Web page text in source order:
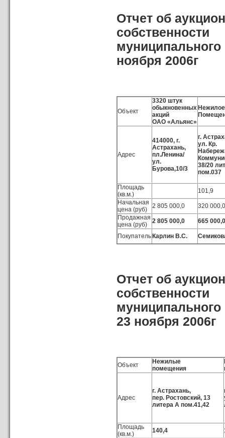
Отчет об
собственности
ноября 2006г
Объект
3320 штук
обыкновенных
акций
ОАО «Альянс»
Нежилое
Адрес
414000, г.
Астрахань,
пл.Ленина/
ул.
Бурова,10/3
г.
ул. Кр.
38/20
пом.037
Площадь
(кв.м.)
101,9
Начальная
цена (руб)
2 805 000,0
320 000,0
Продажная
цена (руб)
2 805 000,0 665 000,0
Покупатель Карлин В.С.
Отчет об
собственности
23 ноября 2006г
Объект
Нежилые
помещения
Адрес
г. Астрахань,
пер. Ростовский, 13
литера А пом.41,42
Площадь
(кв.м.)
140,4